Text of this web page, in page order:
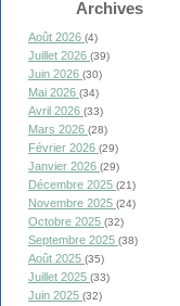
Archives
Août 2026 (4)
Juillet 2026 (39)
Juin 2026 (30)
Mai 2026 (34)
Avril 2026 (33)
Mars 2026 (28)
Février 2026 (29)
Janvier 2026 (29)
Décembre 2025 (21)
Novembre 2025 (24)
Octobre 2025 (32)
Septembre 2025 (38)
Août 2025 (35)
Juillet 2025 (33)
Juin 2025 (32)